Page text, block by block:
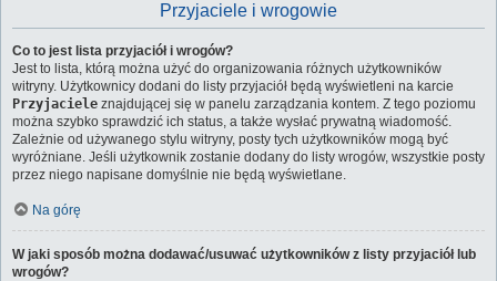
Przyjaciele i wrogowie
Co to jest lista przyjaciół i wrogów?
Jest to lista, którą można użyć do organizowania różnych użytkowników
witryny. Użytkownicy dodani do listy przyjaciół będą wyświetleni na karcie
Przyjaciele znajdującej się w panelu zarządzania kontem. Z tego poziomu
można szybko sprawdzić ich status, a także wysłać prywatną wiadomość.
Zależnie od używanego stylu witryny, posty tych użytkowników mogą być
wyróżniane. Jeśli użytkownik zostanie dodany do listy wrogów, wszystkie posty
przez niego napisane domyślnie nie będą wyświetlane.
Na górę
W jaki sposób można dodawać/usuwać użytkowników z listy przyjaciół lub
wrogów?